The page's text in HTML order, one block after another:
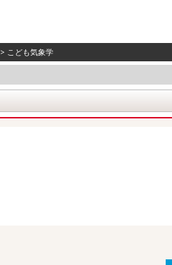
> こども気象学